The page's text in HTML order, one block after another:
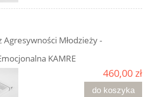
Młodzieży -
KAMRE
460,00 zł
do koszyka